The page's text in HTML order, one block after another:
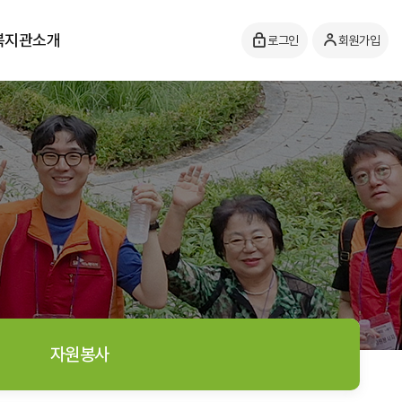
지관소개 로그인 회원가입
자원봉사